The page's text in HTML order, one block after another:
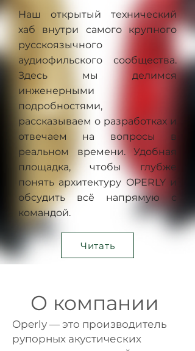
Наш открытый технический
хаб внутри самого крупного
русскоязычного
аудиофильского сообщества.
Здесь мы делимся
инженерными
подробностями,
рассказываем о разработках и
отвечаем на вопросы в
реальном времени. Удобная
площадка, чтобы глубже
понять архитектуру OPERLY и
обсудить всё напрямую с
командой.
Читать
О компании
Operly — это производитель
рупорных акустических